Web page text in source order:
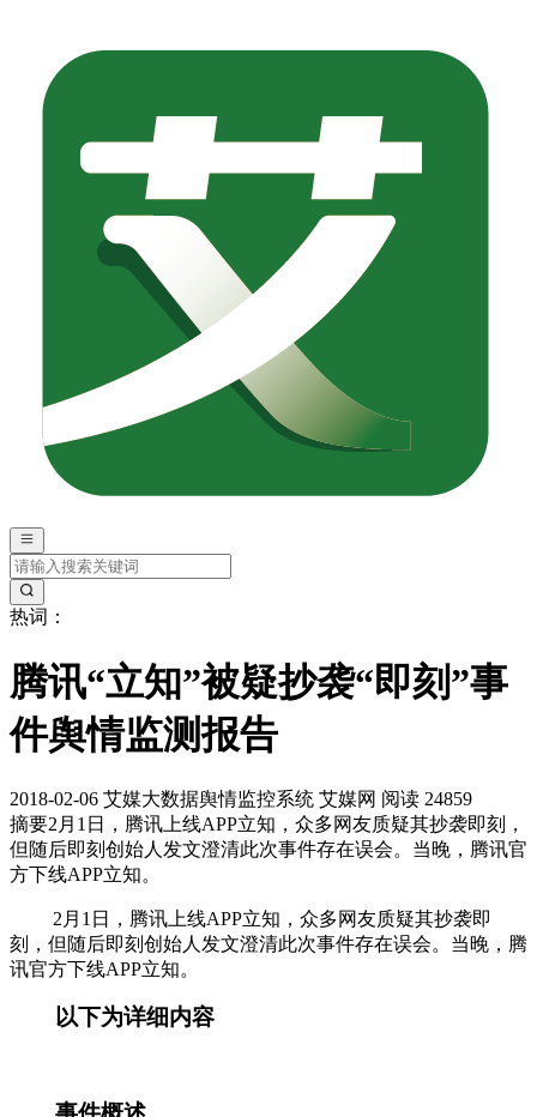
热词：
腾讯“立知”被疑抄袭“即刻”事
件舆情监测报告
2018-02-06 艾媒大数据舆情监控系统 艾媒网 阅读 24859
摘要2月1日，腾讯上线APP立知，众多网友质疑其抄袭即刻，
但随后即刻创始人发文澄清此次事件存在误会。当晚，腾讯官
方下线APP立知。
2月1日，腾讯上线APP立知，众多网友质疑其抄袭即
刻，但随后即刻创始人发文澄清此次事件存在误会。当晚，腾
讯官方下线APP立知。
以下为详细内容